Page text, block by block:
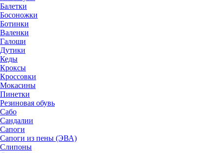
Балетки
Босоножки
Ботинки
Валенки
Галоши
Дутики
Кеды
Кроксы
Кроссовки
Мокасины
Пинетки
Резиновая обувь
Сабо
Сандалии
Сапоги
Сапоги из пены (ЭВА)
Слипоны